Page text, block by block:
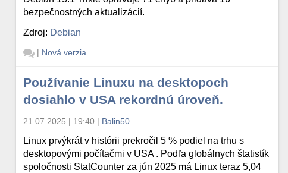
bezpečnostných aktualizácií.
Zdroj: Debian
| Nová verzia
Používanie Linuxu na desktopoch
dosiahlo v USA rekordnú úroveň.
21.07.2025 | 19:40 | Balin50
Linux prvýkrát v histórii prekročil 5 % podiel na trhu s
desktopovými počítačmi v USA . Podľa globálnych štatistík
spoločnosti StatCounter za jún 2025 má Linux teraz 5,04